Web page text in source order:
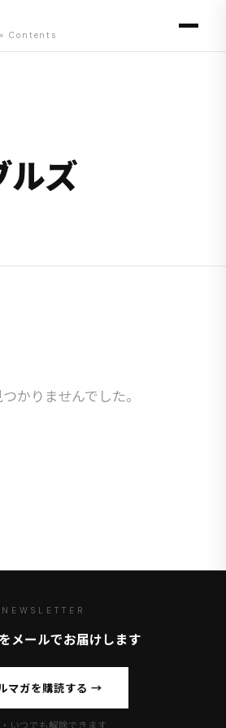
Contents
ルズ
かりませんでした。
NEWSLETTER
メールでお届けします
マガを購読する →
いつでも解除できます